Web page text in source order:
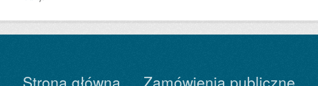
Strona główna Zamówienia publiczne